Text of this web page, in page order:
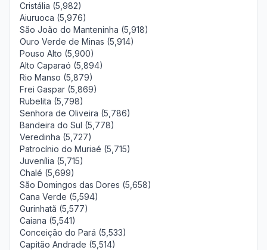
Cristália (5,982)
Aiuruoca (5,976)
São João do Manteninha (5,918)
Ouro Verde de Minas (5,914)
Pouso Alto (5,900)
Alto Caparaó (5,894)
Rio Manso (5,879)
Frei Gaspar (5,869)
Rubelita (5,798)
Senhora de Oliveira (5,786)
Bandeira do Sul (5,778)
Veredinha (5,727)
Patrocínio do Muriaé (5,715)
Juvenília (5,715)
Chalé (5,699)
São Domingos das Dores (5,658)
Cana Verde (5,594)
Gurinhatã (5,577)
Caiana (5,541)
Conceição do Pará (5,533)
Capitão Andrade (5,514)